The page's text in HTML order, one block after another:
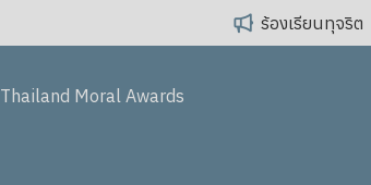
ร้องเรียนทุจริต
Thailand Moral Awards